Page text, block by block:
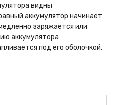
видны
аккумулятор начинает
заряжается или
аккумулятора
под его оболочкой.